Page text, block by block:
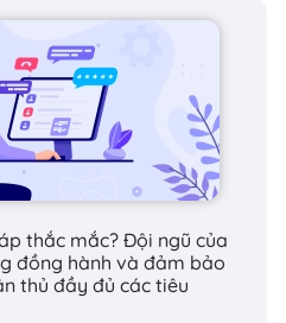
số là
hiện thực
nhu cầu
hàng
kỹ thuật số để
thắc mắc? Đội ngũ của
đồng hành và đảm bảo
thủ đầy đủ các tiêu